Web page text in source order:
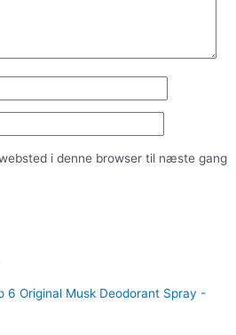
i denne browser til næste gang